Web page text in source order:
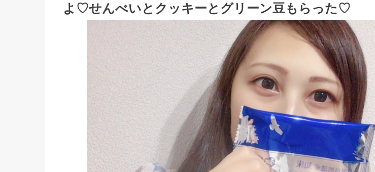
よ♡せんべいとクッキーとグリーン豆もらった♡